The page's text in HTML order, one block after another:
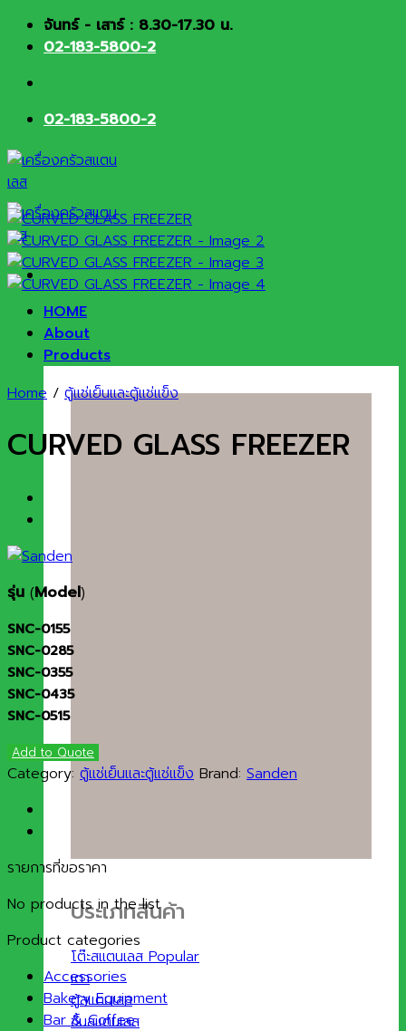
Skip จันทร์ - เสาร์ : 8.30-17.30 น.
02-183-5800-2
02-183-5800-2
HOME
About
Products
ประเภทสินค้า
โต๊ะสแตนเลส
เตา
ตู้สแตนเลส
ชั้นสแตนเลส
Home / ตู้แช่เย็นและตู้แช่แข็ง
CURVED GLASS FREEZER
รุ่น (Model)
SNC-0155
SNC-0285
SNC-0355
SNC-0435
SNC-0515
Add to Quote
Category: ตู้แช่เย็นและตู้แช่แข็ง Brand: Sanden
รายการที่ขอราคา
No products in the list
Product categories
Accessories
Bakery Equipment
Bar & Coffee